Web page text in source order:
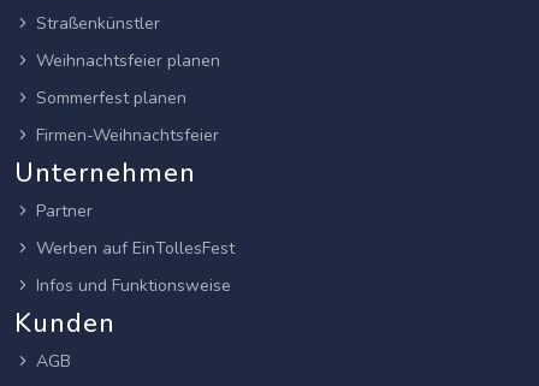
Straßenkünstler
Weihnachtsfeier planen
Sommerfest planen
Firmen-Weihnachtsfeier
Unternehmen
Partner
Werben auf EinTollesFest
Infos und Funktionsweise
Kunden
AGB